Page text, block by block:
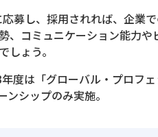
募し、採用されれば、企業
、コミュニケーション能力
ょう。
度は「グローバル・プロフ
シップのみ実施。